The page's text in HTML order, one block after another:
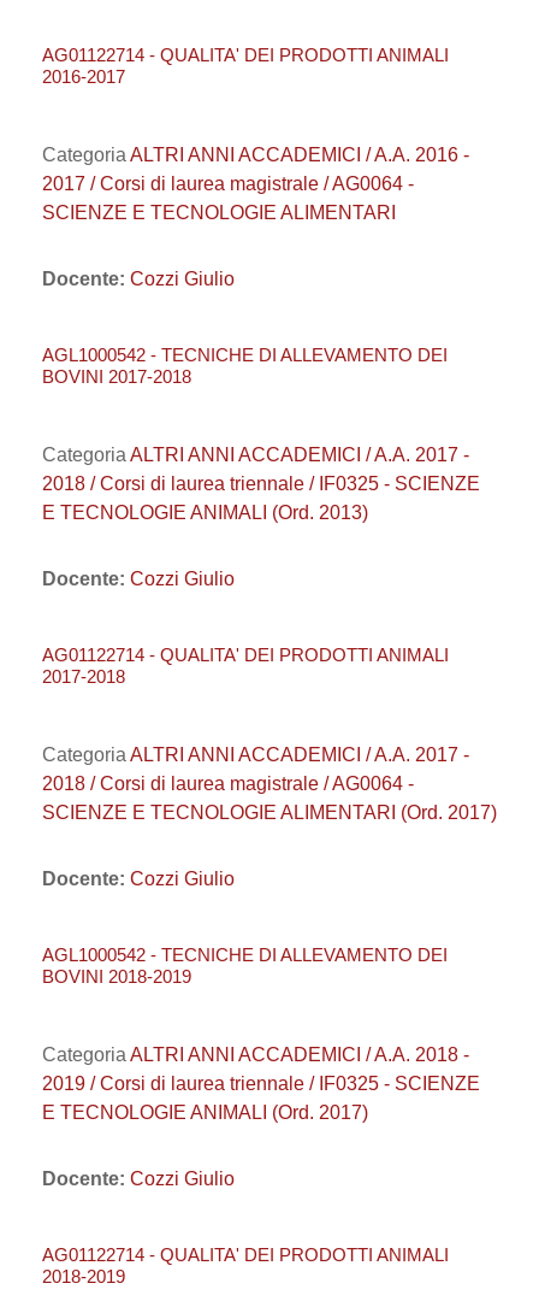
AG01122714 - QUALITA' DEI PRODOTTI ANIMALI
2016-2017
Categoria ALTRI ANNI ACCADEMICI / A.A. 2016 -
2017 / Corsi di laurea magistrale / AG0064 -
SCIENZE E TECNOLOGIE ALIMENTARI
Docente: Cozzi Giulio
AGL1000542 - TECNICHE DI ALLEVAMENTO DEI
BOVINI 2017-2018
Categoria ALTRI ANNI ACCADEMICI / A.A. 2017 -
2018 / Corsi di laurea triennale / IF0325 - SCIENZE
E TECNOLOGIE ANIMALI (Ord. 2013)
Docente: Cozzi Giulio
AG01122714 - QUALITA' DEI PRODOTTI ANIMALI
2017-2018
Categoria ALTRI ANNI ACCADEMICI / A.A. 2017 -
2018 / Corsi di laurea magistrale / AG0064 -
SCIENZE E TECNOLOGIE ALIMENTARI (Ord. 2017)
Docente: Cozzi Giulio
AGL1000542 - TECNICHE DI ALLEVAMENTO DEI
BOVINI 2018-2019
Categoria ALTRI ANNI ACCADEMICI / A.A. 2018 -
2019 / Corsi di laurea triennale / IF0325 - SCIENZE
E TECNOLOGIE ANIMALI (Ord. 2017)
Docente: Cozzi Giulio
AG01122714 - QUALITA' DEI PRODOTTI ANIMALI
2018-2019